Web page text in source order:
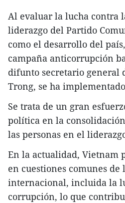
Al evaluar la lucha contra
liderazgo del Partido
como el desarrollo del
campaña anticorrupción
difunto secretario general
Trong, se ha
Se trata de un gran
política en la
las personas en el
En la actualidad, Vietnam
en cuestiones comunes de
internacional, incluida la
corrupción, lo que